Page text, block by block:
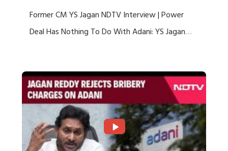
Former CM YS Jagan NDTV Interview | Power
Deal Has Nothing To Do With Adani: YS Jagan